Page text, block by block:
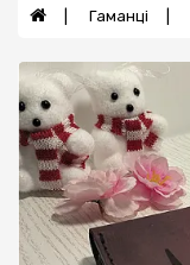
Затискач
Гаманці
XL
Борсетки
Ремені
Сумки
Гаманці